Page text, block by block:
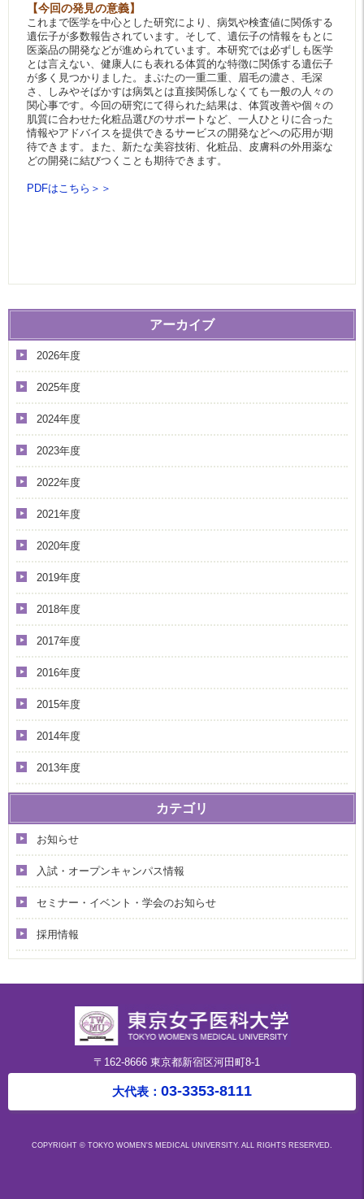
【今回の発見の意義】
これまで医学を中心とした研究により、病気や検査値に関係する
遺伝子が多数報告されています。そして、遺伝子の情報をもとに
医薬品の開発などが進められています。本研究では必ずしも医学
とは言えない、健康人にも表れる体質的な特徴に関係する遺伝子
が多く見つかりました。まぶたの一重二重、眉毛の濃さ、毛深
さ、しみやそばかすは病気とは直接関係しなくても一般の人々の
関心事です。今回の研究にて得られた結果は、体質改善や個々の
肌質に合わせた化粧品選びのサポートなど、一人ひとりに合った
情報やアドバイスを提供できるサービスの開発などへの応用が期
待できます。また、新たな美容技術、化粧品、皮膚科の外用薬な
どの開発に結びつくことも期待できます。
PDFはこちら＞＞
アーカイブ
2026年度
2025年度
2024年度
2023年度
2022年度
2021年度
2020年度
2019年度
2018年度
2017年度
2016年度
2015年度
2014年度
2013年度
カテゴリ
お知らせ
入試・オープンキャンパス情報
セミナー・イベント・学会のお知らせ
採用情報
〒162-8666 東京都新宿区河田町8-1
大代表： 03-3353-8111
COPYRIGHT © TOKYO WOMEN'S MEDICAL UNIVERSITY. ALL RIGHTS RESERVED.